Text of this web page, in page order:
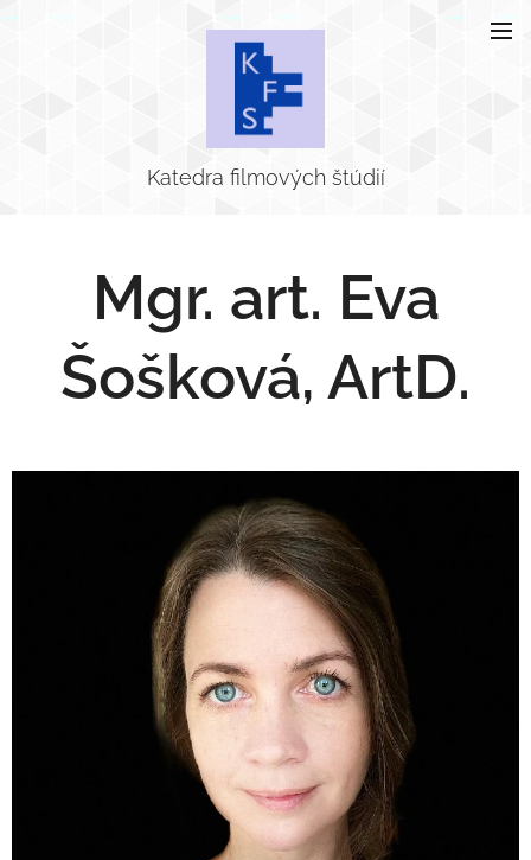
Katedra filmových štúdií
Mgr. art. Eva
Šošková, ArtD.